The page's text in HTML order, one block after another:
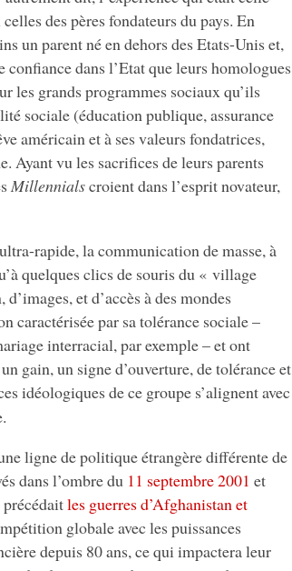
des pères fondateurs du pays. En
un parent né en dehors des Etats-Unis et,
dans l’Etat que leurs homologues
les grands programmes sociaux qu’ils
sociale (éducation publique, assurance
américain et à ses valeurs fondatrices,
Ayant vu les sacrifices de leurs parents
Millennialscroient dans l’esprit novateur,
rapide, la communication de masse, à
quelques clics de souris du « village
et d’accès à des mondes
caractérisée par sa tolérance sociale –
interracial, par exemple – et ont
gain, un signe d’ouverture, de tolérance et
idéologiques de ce groupe s’alignent avec
ligne de politique étrangère différente de
dans l’ombre du 11 septembre 2001 et
les guerres d’Afghanistan et
globale avec les puissances
depuis 80 ans, ce qui impactera leur